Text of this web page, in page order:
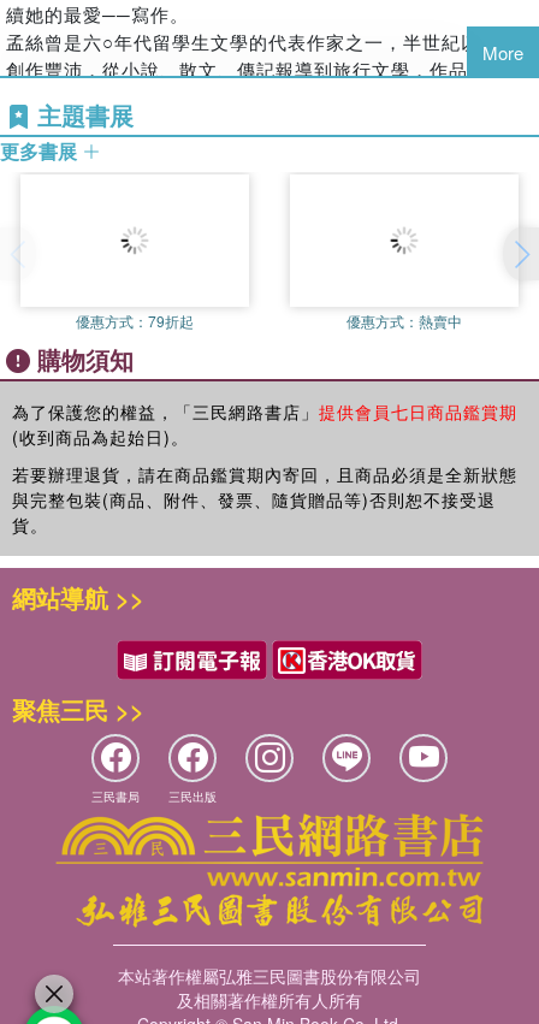
續她的最愛──寫作。
孟絲曾是六○年代留學生文學的代表作家之一，半世紀以來，
創作豐沛，從小說、散文、傳記報導到旅行文學，作品源源不
耕、主持報章、網路專欄；還曾為任職的圖書館成立藏書豐富
的中文部，開拓海外華人精神家園；並創辦書友會，舉辦講
贏得喜愛與敬重。
孟絲本名薛興霞，畢業於臺灣師範大學英語系，後獲匹茲堡大
西，任職於孟郡（Monmouth County）公共圖書館多年直到
退休，位居副館長。
一九六○年代孟絲來美後，創作力爆發。第一本短篇小說集
《生日宴》在一九六七年出版後即受注目，文壇將於梨華、吉
錚、孟絲等人的作品列為六○年代留學生文學的代表，包括文
版家隱地在一九八五年所著的《作家與書的故事》、前《聯合
報》副刊主編陳義芝的《臺灣現代小說史綜論》等書均有推崇
與肯定。多年來孟絲的中短篇小說及散文，經常散見海內外各
報章雜誌。另出版小說集《白亭巷》、《吳淞夜渡》、《楓林
坡的日子》、《情與緣》、《漫遊滄桑》等。光明日報出版的
散文和小說也入選各種選集系列。
「寫作給予我的是『其樂無窮』。它在現實生活中開闢了另一
片天地，開創了另一個世界，作者在其中扮演著舉足輕重的角
色，掌握著這個世界的喜怒哀樂，這便是寫作讓人癡迷之處
吧？」半世紀來，孟絲沉浸在這樣的癡迷之中，樂此不疲，果
一直喜愛文字，孟絲並沒有追求成為一個暢銷作家的目標，也
從沒想過「立德立言」這樣嚴肅的使命。「只要自己的作品有
讀者喜歡就覺得高興。」這樣的回答與她為人的謙遜低調不謀
孟絲的寫作因緣最早追溯到為《皇冠》翻譯小說。「在臺灣時
教書，下午在一家電梯進口公司做英文秘書，隔壁是一家電影
影片進口公司。某日，一位平先生（後來才知道是平鑫濤），
More
主題書展
更多書展
優惠方式： 79折起 優惠方式： 熱賣中
購物須知
為了保護您的權益，「三民網路書店」 提供會員七日商品鑑賞期
(收到商品為起始日)。
若要辦理退貨，請在商品鑑賞期內寄回，且商品必須是全新狀態
與完整包裝(商品、附件、發票、隨貨贈品等)否則恕不接受退
貨。
網站導航 >>
聚焦三民 >>
三民書局 三民出版
本站著作權屬弘雅三民圖書股份有限公司
及相關著作權所有人所有